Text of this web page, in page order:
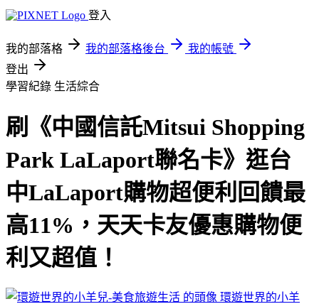
登入
我的部落格 我的部落格後台
我的帳號
登出
學習紀錄 生活綜合
刷《中國信託Mitsui Shopping
Park LaLaport聯名卡》逛台
中LaLaport購物超便利回饋最
高11%，天天卡友優惠購物便
利又超值！
環遊世界的小羊